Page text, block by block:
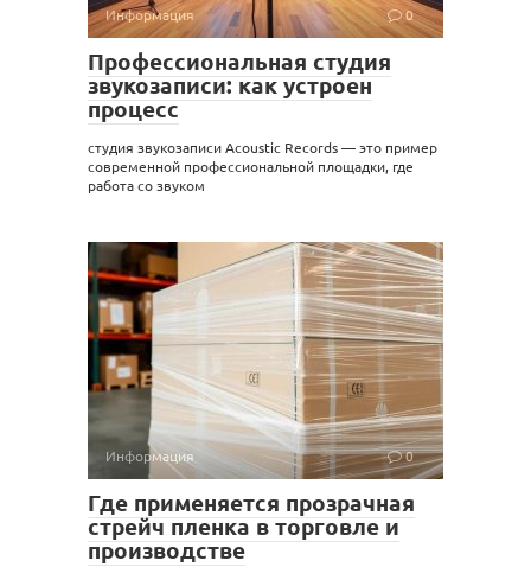
Информация 0
Профессиональная студия
звукозаписи: как устроен
процесс
студия звукозаписи Acoustic Records — это пример
современной профессиональной площадки, где
работа со звуком
Информация 0
Где применяется прозрачная
стрейч пленка в торговле и
производстве